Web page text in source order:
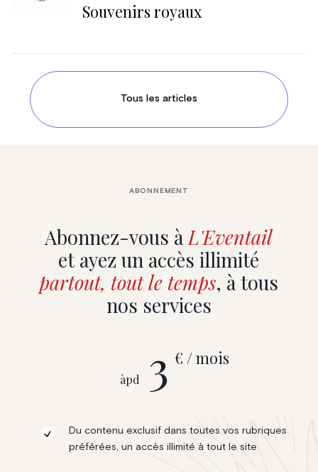
Souvenirs royaux
Tous les articles
Abonnez-vous àL'Eventail
et ayez un accès illimité
partout, tout le temps, à tous
nos services
ABONNEMENT
àpd 3 € / mois
Du contenu exclusif dans toutes vos rubriques
préférées, un accès illimité à tout le site